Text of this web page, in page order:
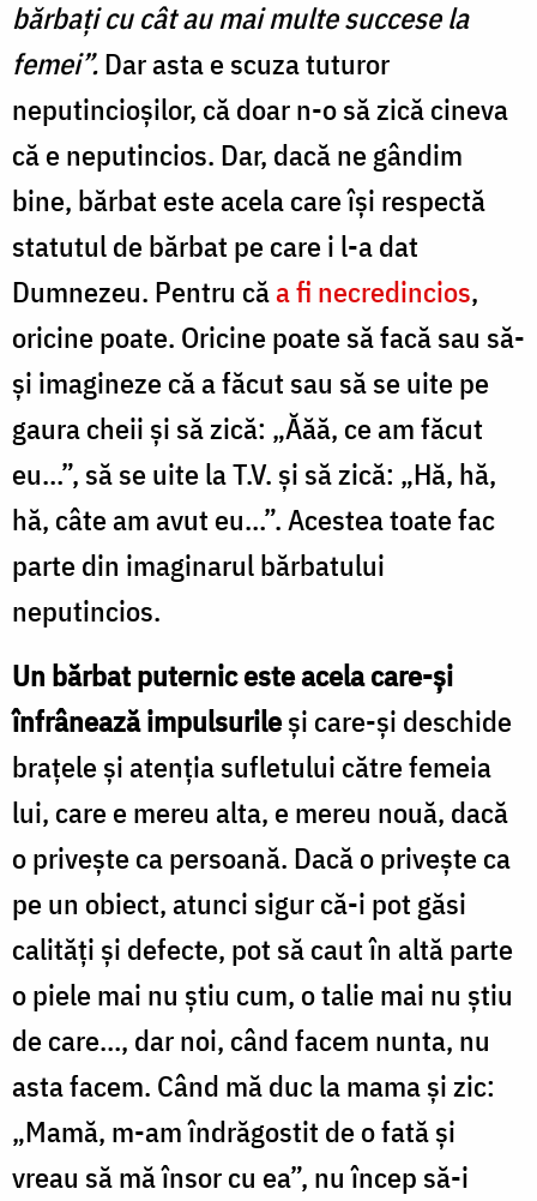
bărbați cu cât au mai multe succese la
femei”.Dar asta e scuza tuturor
neputincioșilor, că doar n-o să zică cineva
că e neputincios. Dar, dacă ne gândim
bine, bărbat este acela care își respectă
statutul de bărbat pe care i l-a dat
Dumnezeu. Pentru căa fi necredincios,
oricine poate. Oricine poate să facă sau să-
și imagineze că a făcut sau să se uite pe
gaura cheii și să zică: „Ăăă, ce am făcut
eu…”, să se uite la T.V. și să zică: „Hă, hă,
hă, câte am avut eu…”. Acestea toate fac
parte din imaginarul bărbatului
neputincios.
Un bărbat puternic este acela care-și
înfrânează impulsurileși care-și deschide
brațele și atenția sufletului către femeia
lui, care e mereu alta, e mereu nouă, dacă
o privește ca persoană. Dacă o privește ca
pe un obiect, atunci sigur că-i pot găsi
calități și defecte, pot să caut în altă parte
o piele mai nu știu cum, o talie mai nu știu
de care…, dar noi, când facem nunta, nu
asta facem. Când mă duc la mama și zic:
„Mamă, m-am îndrăgostit de o fată și
vreau să mă însor cu ea”, nu încep să-i